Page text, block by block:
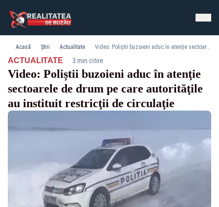
Acasă Știri Actualitate Video: Poliștii buzoieni aduc în atenţie sectoarele de drum pe care autorităţile au instituit restricţii de circulaţie
ACTUALITATE· 3 min citire
Video: Poliștii buzoieni aduc în atenţie
sectoarele de drum pe care autorităţile
au instituit restricţii de circulaţie